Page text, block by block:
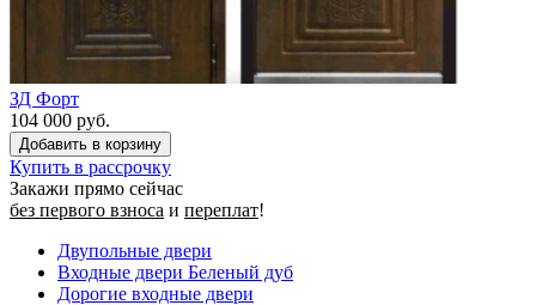
ЗД Форт
104 000 руб.
Купить в рассрочку
Закажи прямо сейчас
без первого взноса и переплат!
Двупольные двери
Входные двери Беленый дуб
Дорогие входные двери